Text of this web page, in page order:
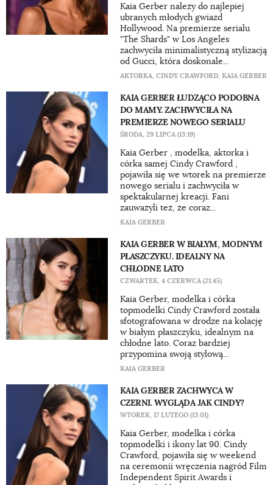
Kaia Gerber należy do najlepiej
ubranych młodych gwiazd
Hollywood. Na premierze serialu
"The Shards" w Los Angeles
zachwyciła minimalistyczną stylizacją
od Gucci, która doskonale...
AKTORKA, CINDY CRAWFORD, KAIA GERBER
KAIA GERBER ŁUDZĄCO PODOBNA
DO MAMY. ZACHWYCIŁA NA
PREMIERZE NOWEGO SERIALU
ŚRODA, 29 LIPCA (13:19)
Kaia Gerber , modelka, aktorka i
córka samej Cindy Crawford ,
pojawiła się we wtorek na premierze
nowego serialu i zachwyciła w
spektakularnej kreacji. Fani
zauważyli też, że coraz...
KAIA GERBER
KAIA GERBER W BIAŁYM, MODNYM
PŁASZCZYKU. IDEALNY NA
CHŁODNE LATO
CZWARTEK, 4 CZERWCA (21:45)
Kaia Gerber, modelka i córka
topmodelki Cindy Crawford została
sfotografowana w drodze na kolację
w białym płaszczyku, idealnym na
chłodne lato. Coraz bardziej
przypomina swoją stylową...
KAIA GERBER
KAIA GERBER ZACHWYCA W
CZERNI. WYGLĄDA JAK CINDY?
WTOREK, 17 LUTEGO (13:01)
Kaia Gerber, modelka i córka
topmodelki i ikony lat 90. Cindy
Crawford, pojawiła się w weekend
na ceremonii wręczenia nagród Film
Independent Spirit Awards i